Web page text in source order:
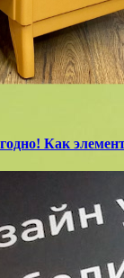
Как